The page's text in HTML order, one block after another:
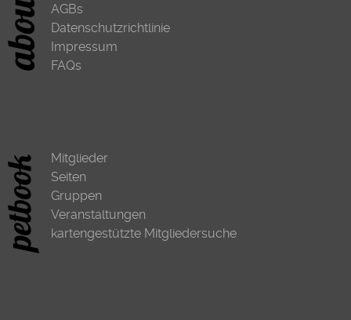
AGBs
Datenschutzrichtlinie
Impressum
FAQs
Mitglieder
Seiten
Gruppen
Veranstaltungen
kartengestützte Mitgliedersuche